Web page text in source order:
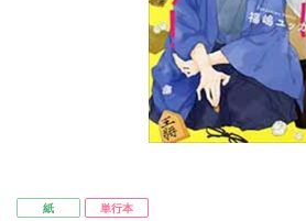
紙 単行本